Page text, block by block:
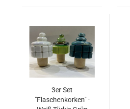
3er Set
"Flaschenkorken" -